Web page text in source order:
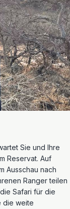
Sie und Ihre
Reservat. Auf
Ausschau nach
Ranger teilen
Safari für die
die weite